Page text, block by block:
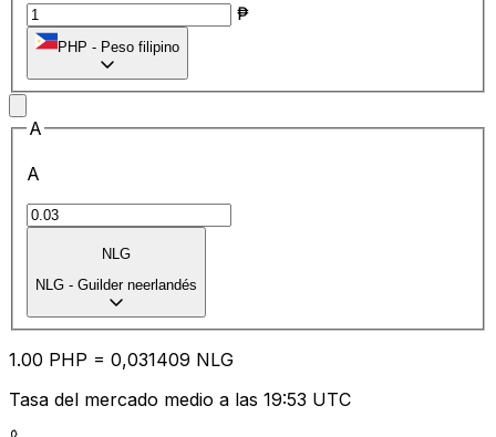
₱
PHP - Peso filipino
A
A
NLG
NLG - Guilder neerlandés
1.00 PHP = 0,031409 NLG
Tasa del mercado medio a las 19:53 UTC